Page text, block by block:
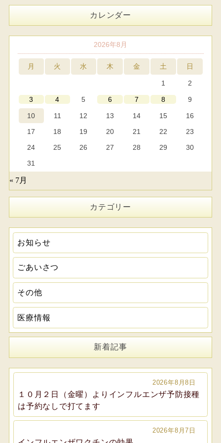
カレンダー
2026年8月
月 火 水 木 金 土 日
1 2
3 4 5 6 7 8 9
10 11 12 13 14 15
16
17
18 19 20 21 22
23
24
25 26 27 28 29
30
31
« 7月
カテゴリー
お知らせ
ごあいさつ
その他
医療情報
新着記事
2026年8月8日
１０月２日（金曜）よりインフルエンザ予防接種
は予約なしで打てます
2026年8月7日